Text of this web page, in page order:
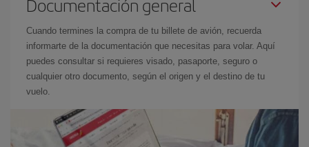
Documentación general
Cuando termines la compra de tu billete de avión, recuerda
informarte de la documentación que necesitas para volar. Aquí
puedes consultar si requieres visado, pasaporte, seguro o
cualquier otro documento, según el origen y el destino de tu
vuelo.